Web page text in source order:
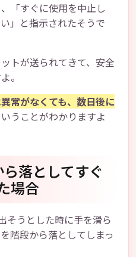
「すぐに使用を中止し
」と指示されたそうで
トが送られてきて、安全
。
常がなくても、数日後に
いうことがわかりますよ
落としてすぐ
場合
そうとした時に手を滑ら
階段から落としてしまっ